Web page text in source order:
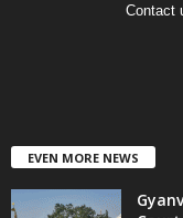
Contact
EVEN MORE NEWS